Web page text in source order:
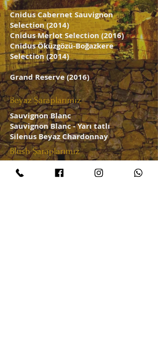
Cnidus Cabernet Sauvignon
Selection (2014)
Cnidus Merlot Selection (2016)
Cnidus Öküzgözü-Boğazkere
Selection (2014)
Grand Reserve (2016)
Beyaz Şaraplarımız
Sauvignon Blanc
Sauvignon Blanc - Yarı tatlı
Silenus Beyaz Chardonnay
Blush Şaraplarımız
Silenus Blush